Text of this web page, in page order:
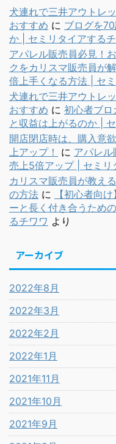
犬連れで三井アウトレ
おすすめ に ブログを
か | セミリタイアする
アパレル販売員必見！
クをカリスマ販売員が
倍上手くなる方法 | セ
犬連れで三井アウトレ
おすすめ に 初心者ブロ
と収益は上がるのか |
開店閉店時は、購入意
上アップ！
に アパレル
売上5倍アップ | セミリ
カリスマ販売員が教え
の方法 に
【初心者向
ーと長く付き合うため
るチワワ より
アーカイブ
2022年8月
2022年3月
2022年2月
2022年1月
2021年11月
2021年10月
2021年9月